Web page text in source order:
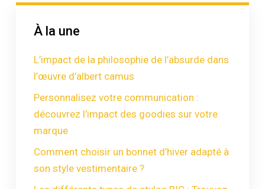
À la une
L’impact de la philosophie de l’absurde dans
l’œuvre d’albert camus
Personnalisez votre communication :
découvrez l’impact des goodies sur votre
marque
Comment choisir un bonnet d’hiver adapté à
son style vestimentaire ?